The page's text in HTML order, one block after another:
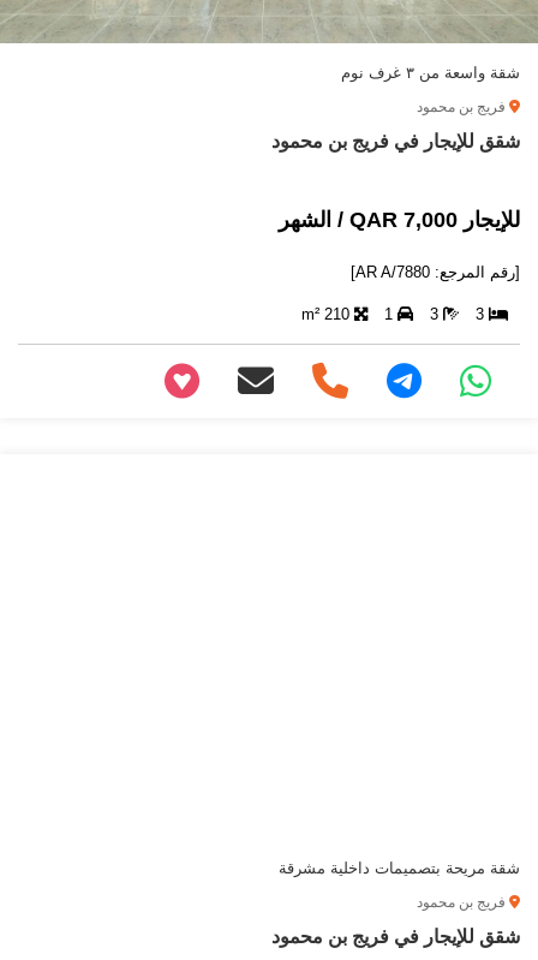
شقة واسعة من ٣ غرف نوم
فريج بن محمود
شقق للإيجار في فريج بن محمود
للإيجار 7,000 QAR / الشهر
[رقم المرجع: AR A/7880]
3
3
1
210 m²
شقة مريحة بتصميمات داخلية مشرقة
فريج بن محمود
شقق للإيجار في فريج بن محمود